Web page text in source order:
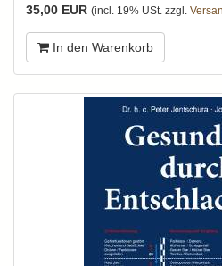
35,00 EUR (incl. 19% USt. zzgl.
In den Warenkorb